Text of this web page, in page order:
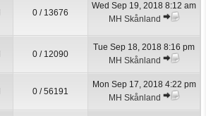
0 / 13676
Wed Sep 19, 2018 8:12 am
MH Skånland
0 / 12090
Tue Sep 18, 2018 8:16 pm
MH Skånland
0 / 56191
Mon Sep 17, 2018 4:22 pm
MH Skånland